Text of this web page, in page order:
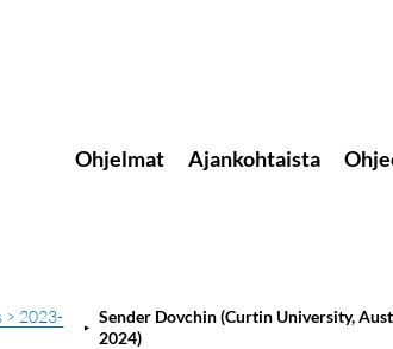
Ohjelmat Ajankohtaista
> 2023-
Sender Dovchin (Curtin University,
2024)